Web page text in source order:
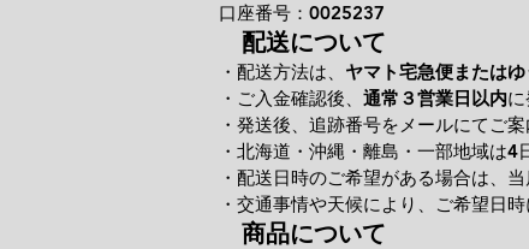
口座番号：0025237
配送について
・配送方法は、 ヤマト宅急便または
・ご入金確認後、 通常３営業日以内に
・発送後、追跡番号をメールにてご案
・北海道・沖縄・離島・一部地域は4
・配送日時のご希望がある場合は、
・交通事情や天候により、ご希望日
商品について